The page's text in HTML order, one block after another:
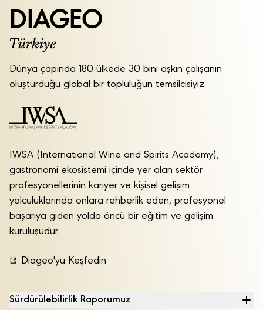
Dünya çapında 180 ülkede 30 bini aşkın çalışanın
oluşturduğu global bir topluluğun temsilcisiyiz.
IWSA (International Wine and Spirits Academy),
gastronomi ekosistemi içinde yer alan sektör
profesyonellerinin kariyer ve kişisel gelişim
yolculuklarında onlara rehberlik eden, profesyonel
başarıya giden yolda öncü bir eğitim ve gelişim
kuruluşudur.
Diageo'yu Keşfedin
Sürdürülebilirlik Raporumuz